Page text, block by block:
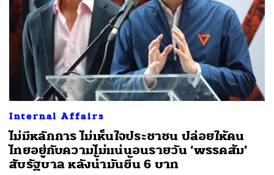
Internal Affairs
ไม่มีหลักการ ไม่เห็นใจประชาชน ปล่อยให้คน
ไทยอยู่กับความไม่แน่นอนรายวัน ‘พรรคส้ม’
สับรัฐบาล หลังน้ำมันขึ้น 6 บาท